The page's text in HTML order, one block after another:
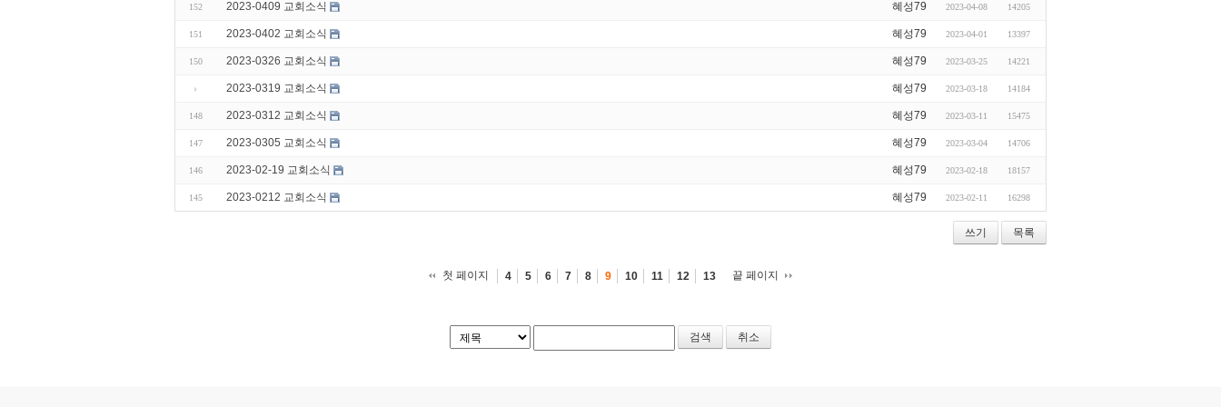
152 2023-0409 교회소식 혜성79 2023-04-08 14205
151 2023-0402 교회소식 혜성79 2023-04-01 13397
150 2023-0326 교회소식 혜성79 2023-03-25 14221
2023-0319 교회소식 혜성79 2023-03-18 14184
148 2023-0312 교회소식 혜성79 2023-03-11 15475
147 2023-0305 교회소식 혜성79 2023-03-04 14706
146 2023-02-19 교회소식 혜성79 2023-02-18 18157
145 2023-0212 교회소식 혜성79 2023-02-11 16298
쓰기 목록
첫 페이지 4 5 6 7 8 9 10 11 12 13 끝 페이지
취소